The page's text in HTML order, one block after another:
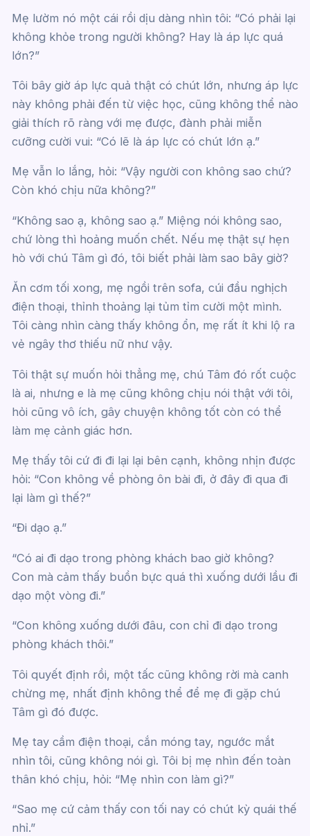
Mẹ lườm nó một cái rồi dịu dàng nhìn tôi: “Có phải lại
không khỏe trong người không? Hay là áp lực quá
lớn?”
Tôi bây giờ áp lực quả thật có chút lớn, nhưng áp lực
này không phải đến từ việc học, cũng không thể nào
giải thích rõ ràng với mẹ được, đành phải miễn
cưỡng cười vui: “Có lẽ là áp lực có chút lớn ạ.”
Mẹ vẫn lo lắng, hỏi: “Vậy người con không sao chứ?
Còn khó chịu nữa không?”
“Không sao ạ, không sao ạ.” Miệng nói không sao,
chứ lòng thì hoảng muốn chết. Nếu mẹ thật sự hẹn
hò với chú Tâm gì đó, tôi biết phải làm sao bây giờ?
Ăn cơm tối xong, mẹ ngồi trên sofa, cúi đầu nghịch
điện thoại, thỉnh thoảng lại tủm tỉm cười một mình.
Tôi càng nhìn càng thấy không ổn, mẹ rất ít khi lộ ra
vẻ ngây thơ thiếu nữ như vậy.
Tôi thật sự muốn hỏi thẳng mẹ, chú Tâm đó rốt cuộc
là ai, nhưng e là mẹ cũng không chịu nói thật với tôi,
hỏi cũng vô ích, gây chuyện không tốt còn có thể
làm mẹ cảnh giác hơn.
Mẹ thấy tôi cứ đi đi lại lại bên cạnh, không nhịn được
hỏi: “Con không về phòng ôn bài đi, ở đây đi qua đi
lại làm gì thế?”
“Đi dạo ạ.”
“Có ai đi dạo trong phòng khách bao giờ không?
Con mà cảm thấy buồn bực quá thì xuống dưới lầu đi
dạo một vòng đi.”
“Con không xuống dưới đâu, con chỉ đi dạo trong
phòng khách thôi.”
Tôi quyết định rồi, một tấc cũng không rời mà canh
chừng mẹ, nhất định không thể để mẹ đi gặp chú
Tâm gì đó được.
Mẹ tay cầm điện thoại, cắn móng tay, ngước mắt
nhìn tôi, cũng không nói gì. Tôi bị mẹ nhìn đến toàn
thân khó chịu, hỏi: “Mẹ nhìn con làm gì?”
“Sao mẹ cứ cảm thấy con tối nay có chút kỳ quái thế
nhỉ.”